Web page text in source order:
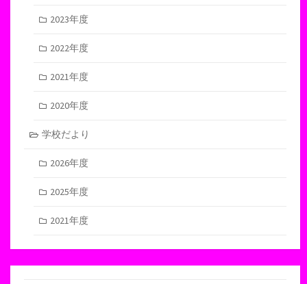
2023年度
2022年度
2021年度
2020年度
学校だより
2026年度
2025年度
2021年度